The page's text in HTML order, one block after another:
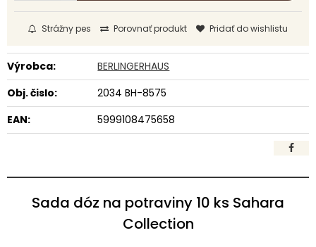
Strážny pes Porovnať produkt Pridať do wishlistu
Výrobca:
BERLINGERHAUS
Obj. čislo:
2034 BH-8575
EAN:
5999108475658
Sada dóz na potraviny 10 ks Sahara
Collection